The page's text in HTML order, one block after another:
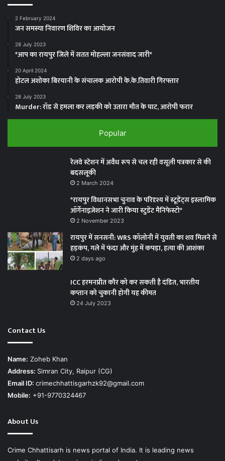
2 February 2024
जन समस्या निवारण शिविर का आयोजन
28 July 2023
*आप का रायपुर जिले में सतत मोहल्ला जनसंवाद जारी*
20 April 2024
होटल अशोका बिरयानी के संचालक आरोपी के.के.तिवारी गिरफ्तार
28 July 2023
Murder: रॉड से हमला कर लड़की को उतारा मौत के घाट, आरोपी फरार
Popular
रेलवे स्टेशन में अवैध रूप से चल रही वसूली पत्रकार से की
बदसलूकी
2 March 2024
*रायपुर विधानसभा चुनाव के परिदृश्य में स्टूडेंट्स इस्लामिक
ऑर्गेनाइज़ेशन ने जारी किया स्टुडेंट मैनिफेस्टो*
2 November 2023
रायपुर में सनसनी: WRS कॉलोनी में युवती का शव मिलने से
हड़कंप, गले में फंदा और मुंह में कपड़ा, हत्या की आशंका
2 days ago
ICC हरमनप्रीत कौर को कर सकती है दंडित, भारतीय
कप्तान को चुकानी होगी यह कीमत
24 July 2023
Contact Us
Name: Zoheb Khan
Address: Simran City, Raipur (CG)
Email ID: crimechhattisgarhzk92@gmail.com
Mobile: +91-9770324467
About Us
Crime Chhattisarh is news portal of India. It is leading news